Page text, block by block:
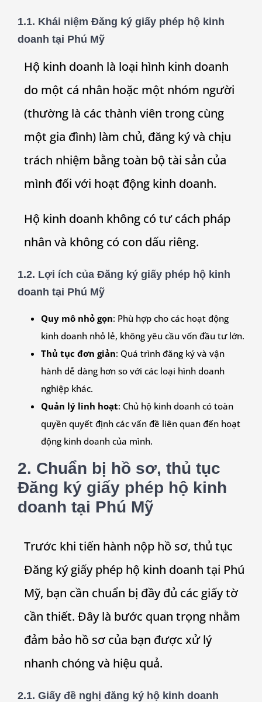
1.1. Khái niệm Đăng ký giấy phép hộ kinh
doanh tại Phú Mỹ
Hộ kinh doanh là loại hình kinh doanh
do một cá nhân hoặc một nhóm người
(thường là các thành viên trong cùng
một gia đình) làm chủ, đăng ký và chịu
trách nhiệm bằng toàn bộ tài sản của
mình đối với hoạt động kinh doanh.
Hộ kinh doanh không có tư cách pháp
nhân và không có con dấu riêng.
1.2. Lợi ích của Đăng ký giấy phép hộ kinh
doanh tại Phú Mỹ
Quy mô nhỏ gọn: Phù hợp cho các hoạt động
kinh doanh nhỏ lẻ, không yêu cầu vốn đầu tư lớn.
Thủ tục đơn giản: Quá trình đăng ký và vận
hành dễ dàng hơn so với các loại hình doanh
nghiệp khác.
Quản lý linh hoạt: Chủ hộ kinh doanh có toàn
quyền quyết định các vấn đề liên quan đến hoạt
động kinh doanh của mình.
2. Chuẩn bị hồ sơ, thủ tục
Đăng ký giấy phép hộ kinh
doanh tại Phú Mỹ
Trước khi tiến hành nộp hồ sơ, thủ tục
Đăng ký giấy phép hộ kinh doanh tại Phú
Mỹ, bạn cần chuẩn bị đầy đủ các giấy tờ
cần thiết. Đây là bước quan trọng nhằm
đảm bảo hồ sơ của bạn được xử lý
nhanh chóng và hiệu quả.
2.1. Giấy đề nghị đăng ký hộ kinh doanh